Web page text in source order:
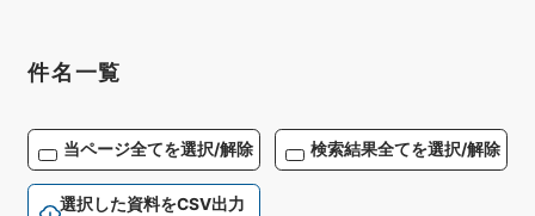
件名一覧
当ページ全てを選択/解除 検索結果全てを選択/解除
選択した資料をCSV出力